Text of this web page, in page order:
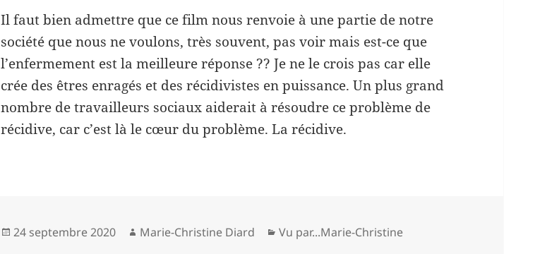
Il faut bien admettre que ce film nous renvoie à une partie de notre
société que nous ne voulons, très souvent, pas voir mais est-ce que
l’enfermement est la meilleure réponse ?? Je ne le crois pas car elle
crée des êtres enragés et des récidivistes en puissance. Un plus grand
nombre de travailleurs sociaux aiderait à résoudre ce problème de
récidive, car c’est là le cœur du problème. La récidive.
Publié
24 septembre 2020 Auteur
Marie-Christine Diard Catégories
Vu par...Marie-Christine